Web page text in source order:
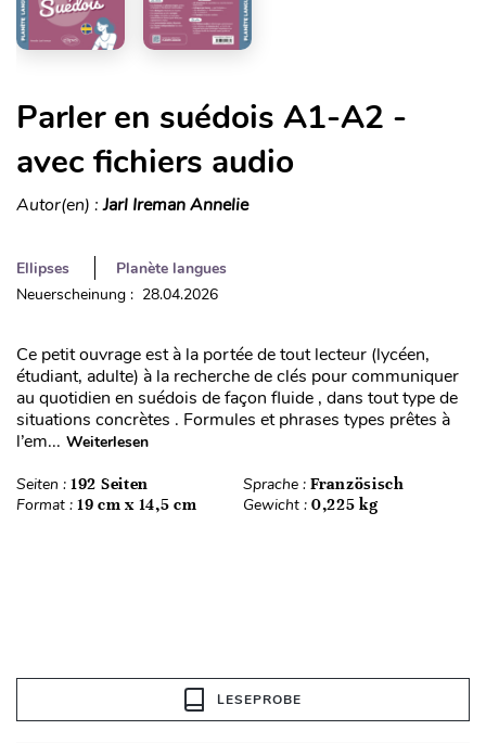
Parler en suédois A1-A2 -
avec fichiers audio
Autor(en) :Jarl Ireman Annelie
Ellipses
Planète langues
Neuerscheinung : 28.04.2026
Ce petit ouvrage est à la portée de tout lecteur (lycéen,
étudiant, adulte) à la recherche de clés pour communiquer
au quotidien en suédois de façon fluide , dans tout type de
situations concrètes . Formules et phrases types prêtes à
l’em... Weiterlesen
Seiten : 192 Seiten Sprache : Französisch
Format : 19 cm x 14,5 cm Gewicht : 0,225 kg
LESEPROBE